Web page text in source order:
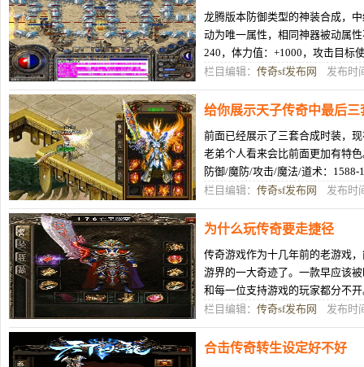
龙腾版本防御类型的神装合成，
动为唯一属性，相同神器被动属
240，体力值：+1000，攻击目标
为(最大生命值*30%)的魔法伤害
栏目编辑： 传奇sf发布网 发布时
给你展示天子传奇中最后三
前面已经展示了三套合成时装，
老弟个人看来会比前面更加有特
防御/魔防/攻击/魔法/道术：
物理伤害减少+16%，增加目标爆
栏目编辑： 传奇sf发布网 发布时
为什么玩传奇要走捷径
传奇游戏作为十几年前的老游戏
游界的一大奇迹了。一款早应该
和每一位支持游戏的玩家都分不
大部分的新鲜血液，基本上都是依
栏目编辑： 传奇sf发布网 发布时
合击传奇转生设定好不好